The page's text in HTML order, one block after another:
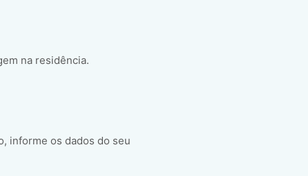
na residência.
informe os dados do seu